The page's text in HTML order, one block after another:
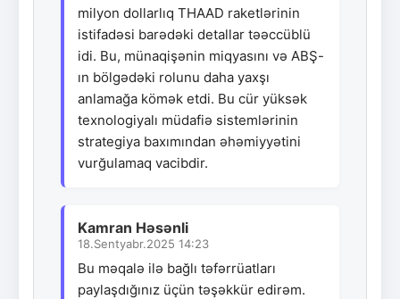
milyon dollarlıq THAAD raketlərinin
istifadəsi barədəki detallar təəccüblü
idi. Bu, münaqişənin miqyasını və ABŞ-
ın bölgədəki rolunu daha yaxşı
anlamağa kömək etdi. Bu cür yüksək
texnologiyalı müdafiə sistemlərinin
strategiya baxımından əhəmiyyətini
vurğulamaq vacibdir.
Kamran Həsənli
18.Sentyabr.2025 14:23
Bu məqalə ilə bağlı təfərrüatları
paylaşdığınız üçün təşəkkür edirəm.